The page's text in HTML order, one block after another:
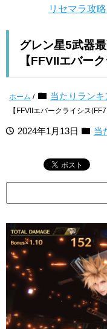
リセマラ攻
グレン星5武器
【FFVIIエバー
ホーム / 当たりランキ
【FFVIIエバークライシス
2024年1月13日 当